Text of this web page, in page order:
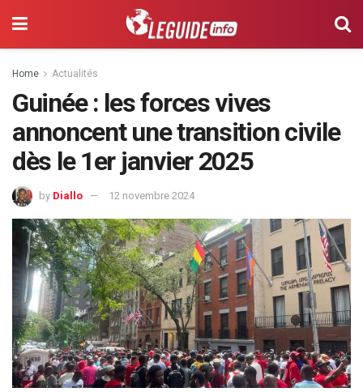
Home Actualités
Guinée : les forces vives
annoncent une transition civile
dès le 1er janvier 2025
by Diallo 12 novembre 2024